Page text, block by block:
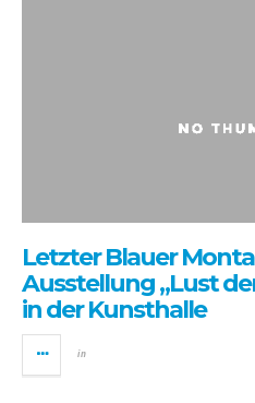
Letzter Blauer
Ausstellung „Lust
in der Kunsthalle
in